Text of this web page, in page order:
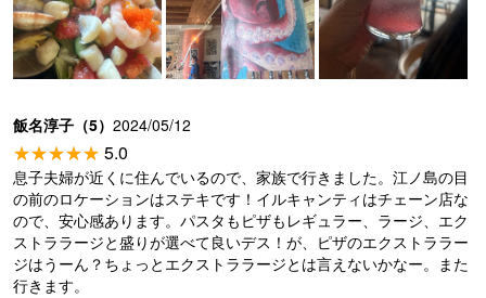
飯名淳子（5） 2024/05/12
5.0
息子夫婦が近くに住んでいるので、家族で行きました。江ノ島の目
の前のロケーションはステキです！イルキャンティはチェーン店な
ので、安心感あります。パスタもピザもレギュラー、ラージ、エク
ストララージと盛りが選べて良いデス！が、ピザのエクストララー
ジはうーん？ちょっとエクストララージとは言えないかなー。また
行きます。